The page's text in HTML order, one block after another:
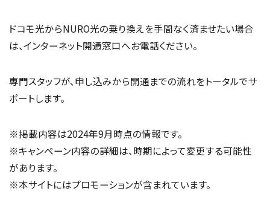
ドコモ光からNURO光の乗り換えを手間なく済ませたい場合
は、インターネット開通窓口へお電話ください。
専門スタッフが、申し込みから開通までの流れをトータルでサ
ポートします。
※掲載内容は2024年9月時点の情報です。
※キャンペーン内容の詳細は、時期によって変更する可能性
があります。
※本サイトにはプロモーションが含まれています。